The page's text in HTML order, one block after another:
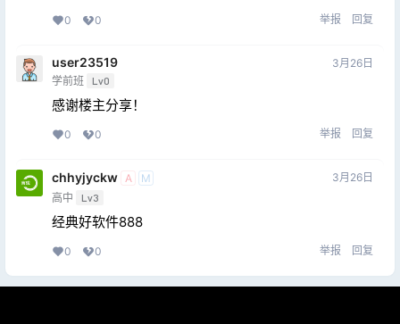
0 0 举报 回复
user23519
学前班 Lv0
3月26日
感谢楼主分享！
0 0 举报 回复
chhyjyckw A
M
高中
Lv3
3月26日
经典好软件888
0 0 举报 回复